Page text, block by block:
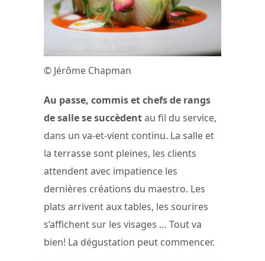
© Jérôme Chapman
Au passe, commis et chefs de rangs
de salle se succèdentau fil du service,
dans un va-et-vient continu. La salle et
la terrasse sont pleines, les clients
attendent avec impatience les
dernières créations du maestro. Les
plats arrivent aux tables, les sourires
s’affichent sur les visages … Tout va
bien! La dégustation peut commencer.